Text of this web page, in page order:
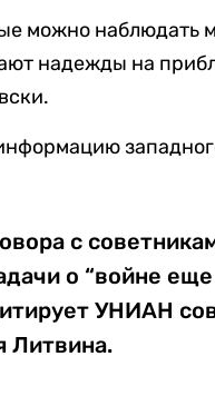
можно наблюдать
надежды на
с
о “войне еще
УНИАН
Литвина.